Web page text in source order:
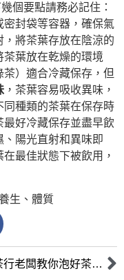
個要點請務必記住：
密封袋等容器，確保氣
，將茶葉存放在陰涼的
茶葉放在乾燥的環境
茶）適合冷藏保存，但
，茶葉容易吸收異味，
同種類的茶葉在保存時
好冷藏保存並盡早飲
陽光直射和異味即
最佳狀態下被飲用，
生 、 體質
嶢陽茶行老闆教你泡好茶：掌握這 5 個技巧，茶葉好處發揮到極致！